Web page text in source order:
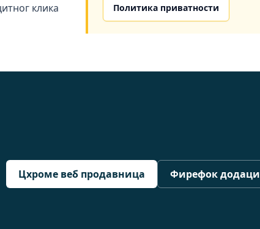
клика
Политика приватности
Цхроме веб продавница Фирефок додаци